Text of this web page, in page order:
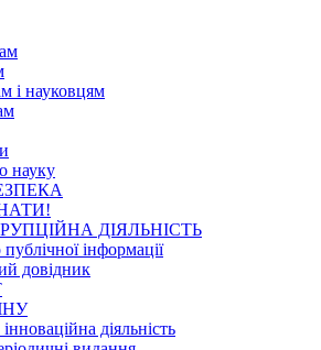
і науковцям
науку
ДІЯЛЬНІСТЬ
інформації
довідник
діяльність